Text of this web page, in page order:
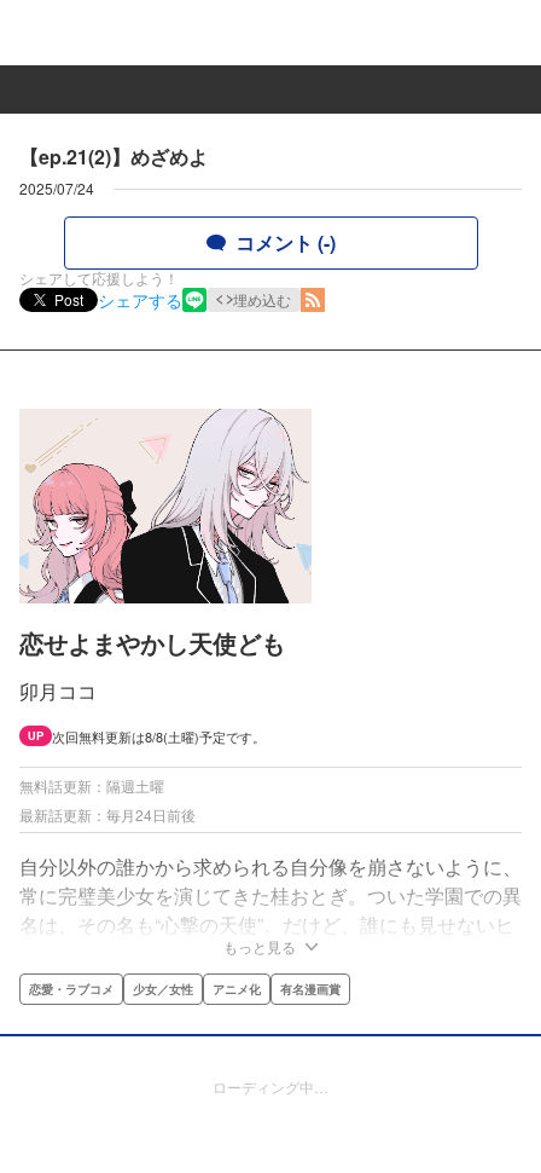
【ep.21(2)】めざめよ
2025/07/24
コメント (-)
シェアして応援しよう！
Post
シェアする 埋め込む
恋せよまやかし天使ども
卯月ココ
UP 次回無料更新は8/8(土曜)予定です。
無料話更新：隔週土曜
最新話更新：毎月24日前後
自分以外の誰かから求められる自分像を崩さないように、
常に完璧美少女を演じてきた桂おとぎ。ついた学園での異
名は、その名も“心撃の天使”。だけど、誰にも見せないヒ
ミツにするはずだった裏の顔を、気になっていた完璧男子
の一 刻（にのまえ とき）に見られてしまう…。ところ
が、優しくて完璧だと思っていた一 刻にもヒミツにして
いた裏の顔があって…!!?完璧を装う男女のだまし合い
もっと見る
恋愛・ラブコメ 少女／女性 アニメ化 有名漫画賞
ローディング中…